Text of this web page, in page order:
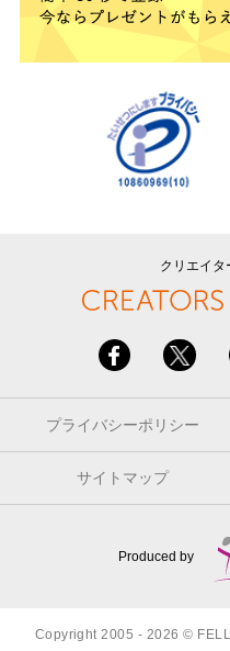
クリエイタ
プライバシーポリシー
サイトマップ
Produced by
Copyright 2005 - 2026 ©